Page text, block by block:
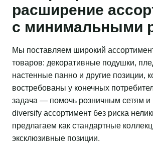
расширение
с минимальными
Мы поставляем широкий
товаров: декоративные подушки,
настенные панно и другие позиции,
востребованы у конечных
задача — помочь розничным сетям и
diversify ассортимент без риска
предлагаем как стандартные
эксклюзивные позиции.